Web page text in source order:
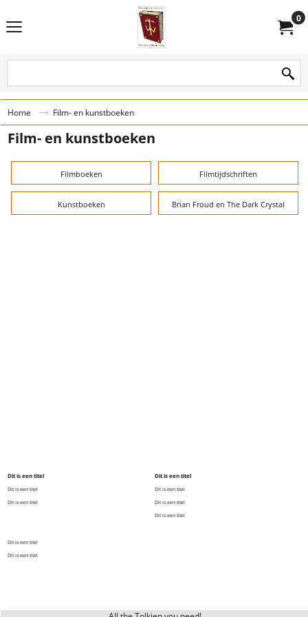
0
Home Film- en kunstboeken
Film- en kunstboeken
Filmboeken Filmtijdschriften
Kunstboeken Brian Froud en The Dark Crystal
Dit is een titel
Dit is een titel
Dit is een titel
Dit is een titel
Dit is een titel
Dit is een titel
Dit is een titel
Dit is een titel
Dit is een titel